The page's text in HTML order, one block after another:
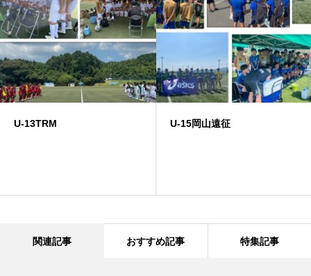
U-13TRM U-15岡山遠征
関連記事 おすすめ記事 特集記事